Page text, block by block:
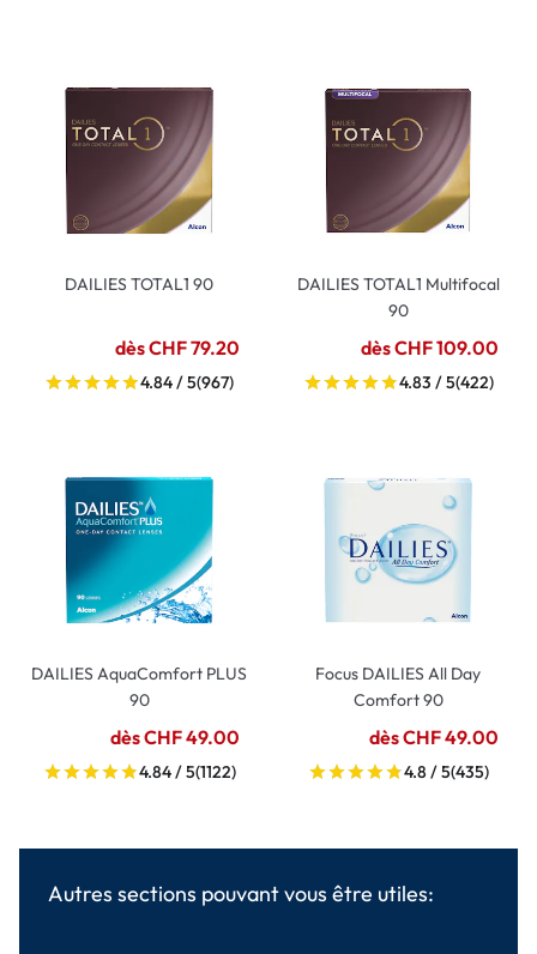
DAILIES TOTAL1 90
dès CHF 79.20
4.84 / 5(967)
DAILIES TOTAL1 Multifocal
90
dès CHF 109.00
4.83 / 5(422)
DAILIES AquaComfort PLUS
90
dès CHF 49.00
4.84 / 5(1122)
Focus DAILIES All Day
Comfort 90
dès CHF 49.00
4.8 / 5(435)
Autres sections pouvant vous être utiles: